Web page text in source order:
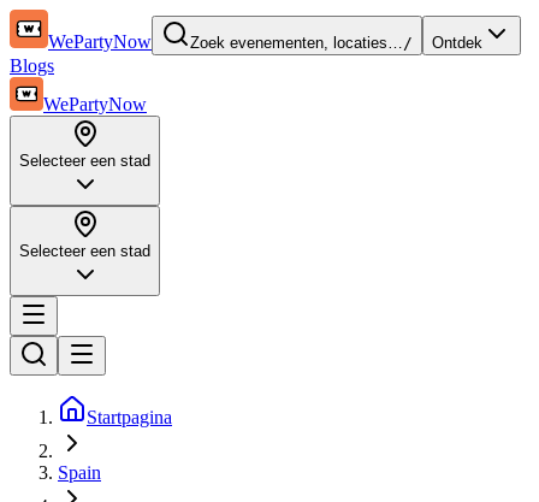
WePartyNow Zoek evenementen, locaties…/ Ontdek
Blogs
WePartyNow
Selecteer een stad
Selecteer een stad
Startpagina
Spain